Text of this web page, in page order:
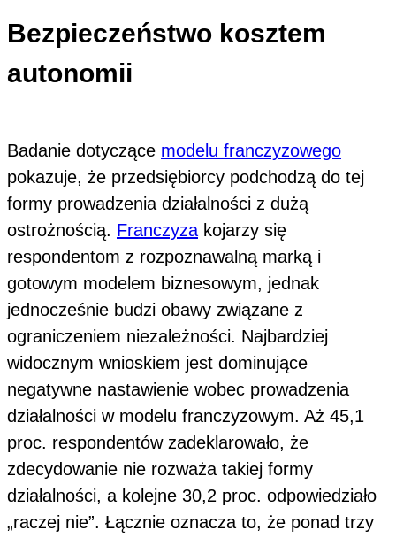
Bezpieczeństwo kosztem
autonomii
Badanie dotyczące modelu franczyzowego
pokazuje, że przedsiębiorcy podchodzą do tej
formy prowadzenia działalności z dużą
ostrożnością. Franczyza kojarzy się
respondentom z rozpoznawalną marką i
gotowym modelem biznesowym, jednak
jednocześnie budzi obawy związane z
ograniczeniem niezależności. Najbardziej
widocznym wnioskiem jest dominujące
negatywne nastawienie wobec prowadzenia
działalności w modelu franczyzowym. Aż 45,1
proc. respondentów zadeklarowało, że
zdecydowanie nie rozważa takiej formy
działalności, a kolejne 30,2 proc. odpowiedziało
„raczej nie”. Łącznie oznacza to, że ponad trzy